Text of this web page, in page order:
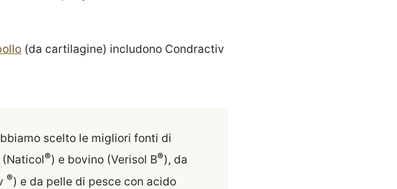
(da cartilagine) includono Condractiv
scelto le migliori fonti di
®) e bovino (Verisol B®), da
®) e da pelle di pesce con acido